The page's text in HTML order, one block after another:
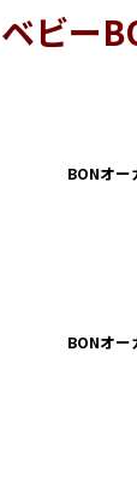
ベビー
BONオ
BONオー